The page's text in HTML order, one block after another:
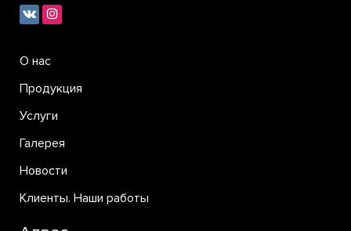
О нас
Продукция
Услуги
Галерея
Новости
Клиенты. Наши работы